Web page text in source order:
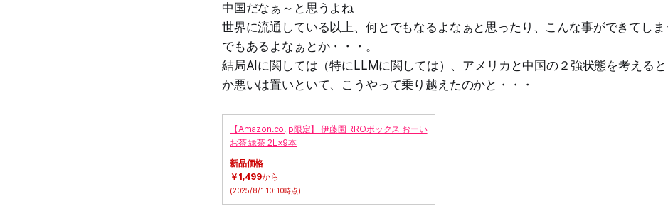
中国だなぁ～と思うよね
世界に流通している以上、何とでもなるよなぁと思ったり、こんな事ができてし
でもあるよなぁとか・・・。
結局AIに関しては（特にLLMに関しては）、アメリカと中国の２強状態を考える
か悪いは置いといて、こうやって乗り越えたのかと・・・
【Amazon.co.jp限定】 伊藤園 RROボックス おーい
お茶 緑茶 2L×9本
新品価格
￥1,499から
(2025/8/1 10:10時点)